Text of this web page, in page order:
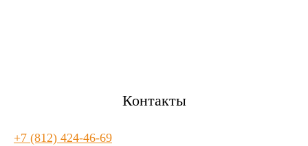
Контакты
+7 (812) 424-46-69